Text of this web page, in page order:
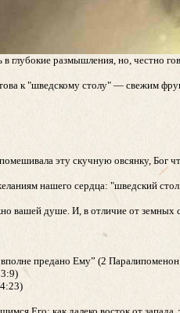
в глубокие размышления, но, честно
к "шведскому столу" — свежим
эту скучную овсянку, Бог
нашего сердца: "шведский
вашей душе. И, в отличие от земных
предано Ему” (2